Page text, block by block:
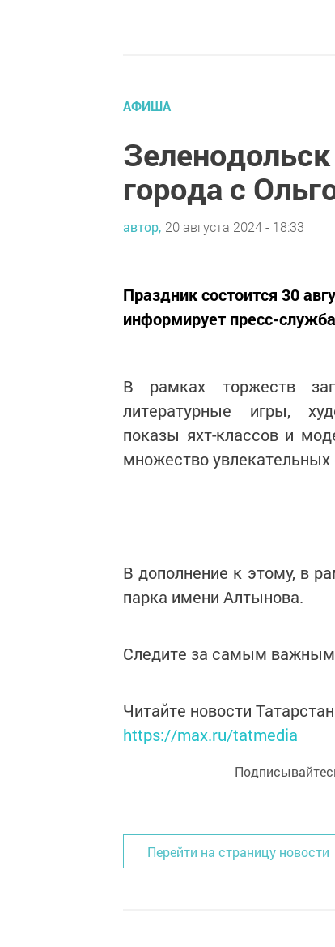
АФИША
города с
автор, 20 августа 2024 - 18:33
Праздник состоится 30
информирует пресс-
В рамках торжеств
литературные игры,
показы яхт-классов и
множество увлекательных
В дополнение к этому, в
парка имени Алтынова.
Следите за самым
Читайте новости
https://max.ru/tatmedia
Перейти на страницу новости